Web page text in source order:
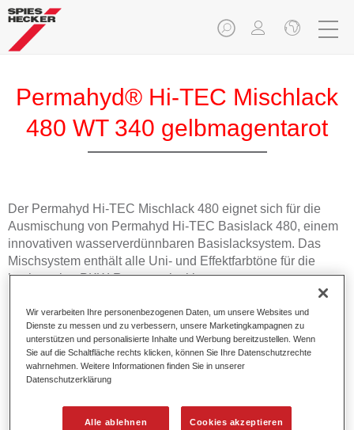
Permahyd® Hi-TEC Mischlack
480 WT 340 gelbmagentarot
Der Permahyd Hi-TEC Mischlack 480 eignet sich für die
Ausmischung von Permahyd Hi-TEC Basislack 480, einem
innovativen wasserverdünnbaren Basislacksystem. Das
Mischsystem enthält alle Uni- und Effektfarbtöne für die
hochwertige PKW-Reparaturlackierung.
Produktmerkmale
Einfach und schnell zu verarbeiten.
Bietet eine hohe Farbtongenauigkeit und gleichmäßige
Effektausrichtung.
Fördert kurze Prozesszeiten.
Ermöglicht einfaches und sicheres Einlackieren.
Kann variabel eingesetzt werden, z.B. für Innenraum-,
Wir verarbeiten Ihre personenbezogenen Daten, um unsere Websites und
Dienste zu messen und zu verbessern, unsere Marketingkampagnen zu
unterstützen und personalisierte Inhalte und Werbung bereitzustellen. Wenn
Sie auf die Schaltfläche rechts klicken, können Sie Ihre Datenschutzrechte
wahrnehmen. Weitere Informationen finden Sie in unserer
Datenschutzerklärung
Alle ablehnen Cookies akzeptieren